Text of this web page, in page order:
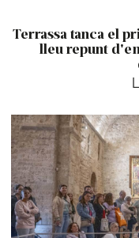
Terrassa tanca el
lleu repunt